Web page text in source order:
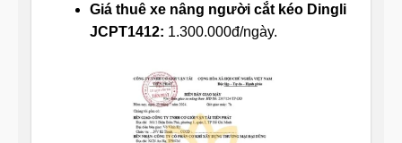
Giá thuê xe nâng người cắt kéo Dingli
JCPT1412: 1.300.000đ/ngày.